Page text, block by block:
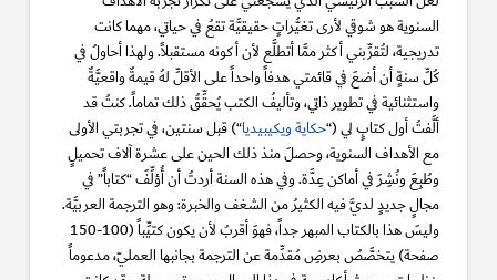
السنوية هو شوقي لأرى تغيُّراتٍ حقيقيَّة تقعُ في حياتي، مهما كانت
تدريجية، لتُقرِّبني أكثر ممَّا أتطلَّع لأن أكونه مستقبلاً. ولهذا أحاولُ في
كُلِّ سنةٍ أن أضعَ في قائمتي هدفاً واحداً على الأقلِّ لهُ قيمةٌ واقعيَّةٌ
واستثنائية في تطوير ذاتي، وتأليفُ الكتب يُحقِّقُ ذلك تماماً. كنتُ قد
ألَّفتُ أول كتابٍ لي (“حكاية ويكيبيديا“) قبل سنتين، في تجربتي الأولى
مع الأهداف السنوية، وحصلَ منذ ذلك الحين على عشرة آلاف تحميلٍ
وطُبِعَ ونُشِرَ في أماكن عِدَّة. وفي هذه السنة أردتُ أن أُؤلِّفَ “كتاباً” في
مجالٍ جديدٍ لديَّ فيه الكثيرُ من الشغف والخبرة: وهو الترجمة العربيَّة.
وليسَ هذا بالكتاب المبهر جداً، فهوَ أقربُ لأن يكون كتيِّباً (100-150
صفحة) يتخصَّصُ بعرضِ مُقدِّمة عن الترجمة بجانبها العمليّ، مدعوماً